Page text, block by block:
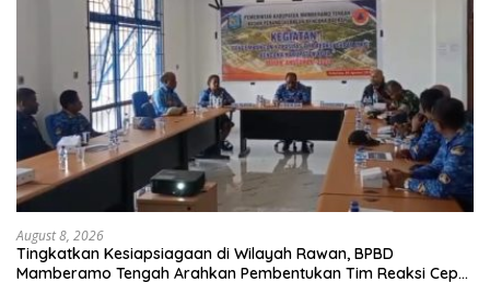
August 8, 2026
Tingkatkan Kesiapsiagaan di Wilayah Rawan, BPBD
Mamberamo Tengah Arahkan Pembentukan Tim Reaksi Cepat